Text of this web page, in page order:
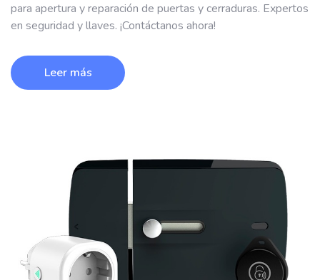
para apertura y reparación de puertas y cerraduras. Expertos
en seguridad y llaves. ¡Contáctanos ahora!
Leer más